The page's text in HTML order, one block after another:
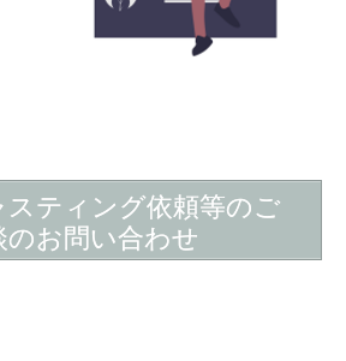
スティング依頼等のご
のお問い合わせ